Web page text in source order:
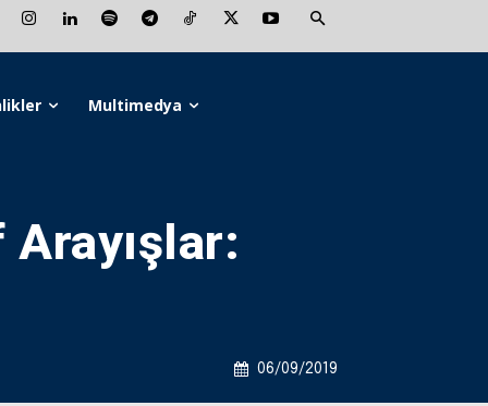
Multimedya
Arayışlar:
06/09/2019